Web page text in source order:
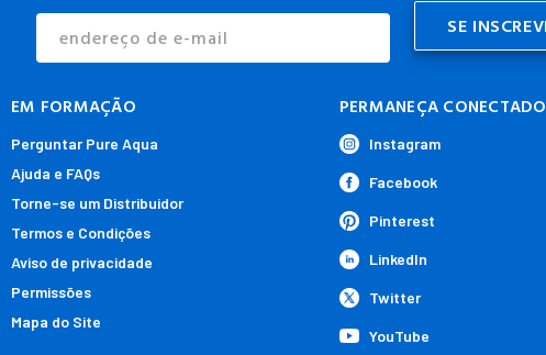
Endereço
E-
EM FORMAÇÃO
Perguntar Pure Aqua
Ajuda e FAQs
Torne-se um Distribuidor
Termos e Condições
Aviso de privacidade
Permissões
Mapa do Site
PERMANEÇA CONECTADO
Instagram
Facebook
Pinterest
LinkedIn
Twitter
YouTube